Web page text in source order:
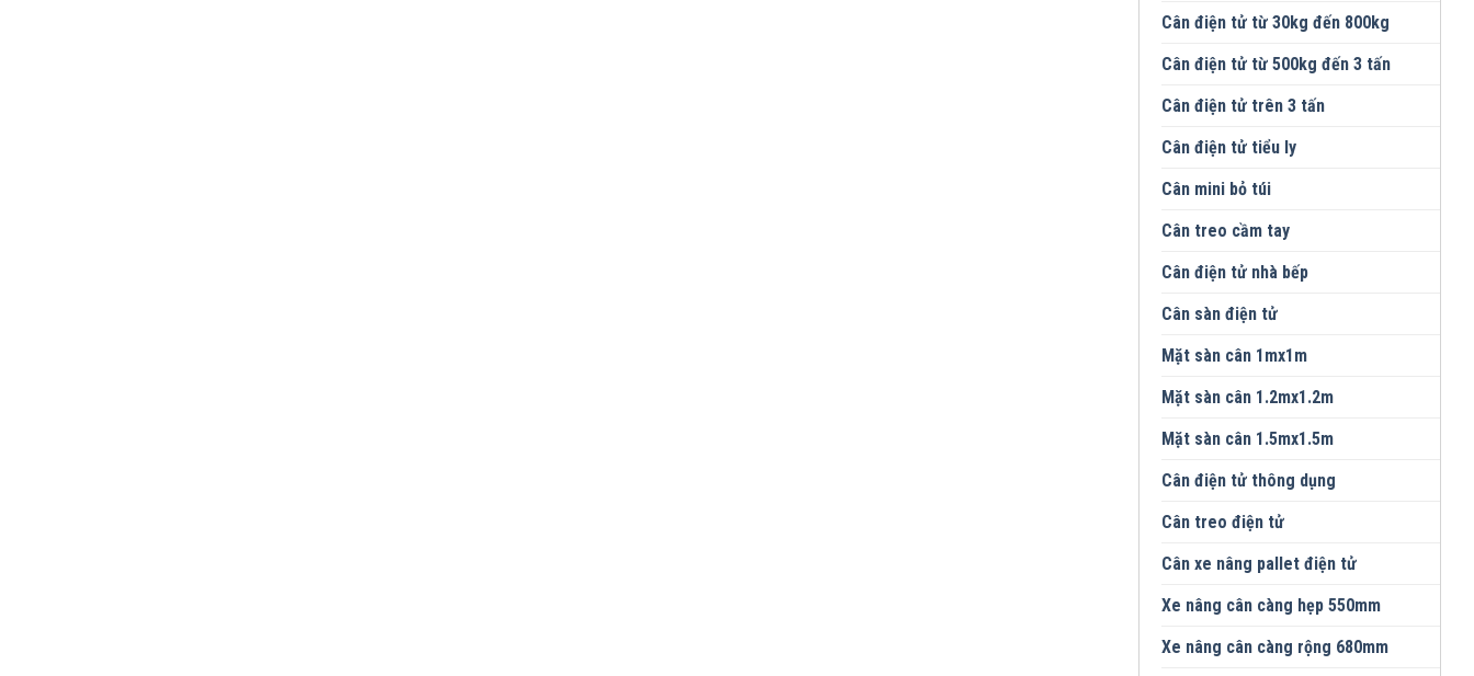
Cân điện tử từ 30kg đến 800kg
Cân điện tử từ 500kg đến 3 tấn
Cân điện tử trên 3 tấn
Cân điện tử tiểu ly
Cân mini bỏ túi
Cân treo cầm tay
Cân điện tử nhà bếp
Cân sàn điện tử
Mặt sàn cân 1mx1m
Mặt sàn cân 1.2mx1.2m
Mặt sàn cân 1.5mx1.5m
Cân điện tử thông dụng
Cân treo điện tử
Cân xe nâng pallet điện tử
Xe nâng cân càng hẹp 550mm
Xe nâng cân càng rộng 680mm